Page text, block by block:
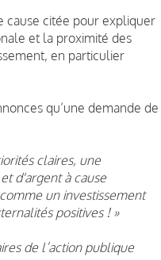
cause citée pour expliquer
et la proximité des
en particulier
qu’une demande de
claires, une
d'argent à cause
un investissement
positives ! »
de l’action publique